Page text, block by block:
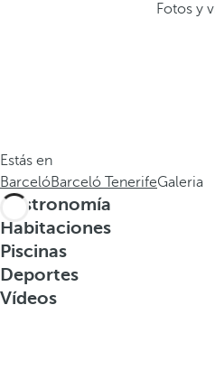
Fotos y
Estás en
BarcelóBarceló TenerifeGaleria
Gastronomía
Habitaciones
Piscinas
Deportes
Vídeos